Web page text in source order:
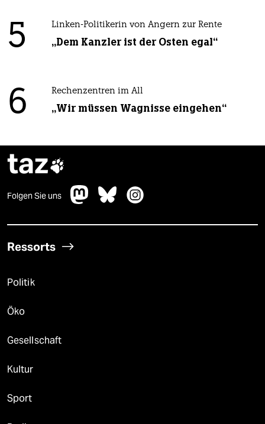
5 Linken-Politikerin von Angern zur Rente
„Dem Kanzler ist der Osten egal“
6 Rechenzentren im All
„Wir müssen Wagnisse eingehen“
taz
Folgen Sie uns
Ressorts
Politik
Öko
Gesellschaft
Kultur
Sport